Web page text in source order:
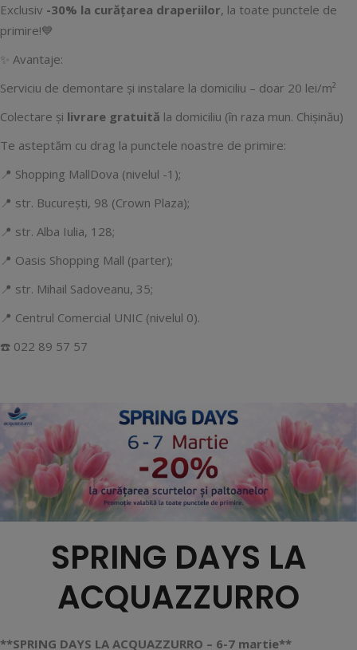
Exclusiv -30% la curățarea draperiilor, la toate punctele de
primire!💙
✨ Avantaje:
Serviciu de demontare și instalare la domiciliu – doar 20 lei/m²
Colectare și livrare gratuită la domiciliu (în raza mun. Chișinău)
Te asteptăm cu drag la punctele noastre de primire:
📍 Shopping MallDova (nivelul -1);
📍 str. București, 98 (Crown Plaza);
📍 str. Alba Iulia, 128;
📍 Oasis Shopping Mall (parter);
📍 str. Mihail Sadoveanu, 35;
📍 Centrul Comercial UNIC (nivelul 0).
☎️ 022 89 57 57
SPRING DAYS LA
ACQUAZZURRO
**SPRING DAYS LA ACQUAZZURRO – 6-7 martie**